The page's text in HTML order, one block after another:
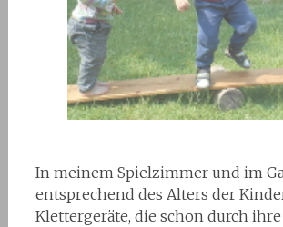
In meinem Spielzimmer und im
entsprechend des Alters der
Klettergeräte, die schon durch